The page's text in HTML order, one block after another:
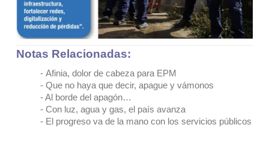
Notas Relacionadas:
- Afinia, dolor de cabeza para EPM
- Que no haya que decir, apague y vámonos
-Al borde del apagón…
- Con luz, agua y gas, el país avanza
- El progreso va de la mano con los servicios públicos